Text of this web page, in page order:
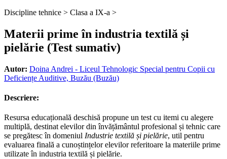
Discipline tehnice > Clasa a IX-a >
Materii prime în industria textilă și
pielărie (Test sumativ)
Autor: Doina Andrei - Liceul Tehnologic Special pentru Copii cu
Deficiențe Auditive, Buzău (Buzău)
Descriere:
Resursa educațională deschisă propune un test cu itemi cu alegere
multiplă, destinat elevilor din învățământul profesional și tehnic care
se pregătesc în domeniul Industrie textilă și pielărie, util pentru
evaluarea finală a cunoștințelor elevilor referitoare la materiile prime
utilizate în industria textilă și pielărie.